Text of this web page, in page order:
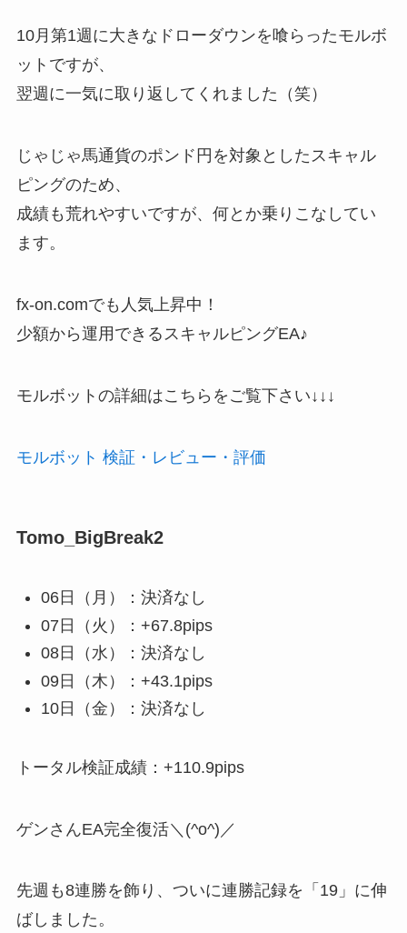
10月第1週に大きなドローダウンを喰らったモルボ
ットですが、
翌週に一気に取り返してくれました（笑）
じゃじゃ馬通貨のポンド円を対象としたスキャル
ピングのため、
成績も荒れやすいですが、何とか乗りこなしてい
ます。
fx-on.comでも人気上昇中！
少額から運用できるスキャルピングEA♪
モルボットの詳細はこちらをご覧下さい↓↓↓
モルボット 検証・レビュー・評価
Tomo_BigBreak2
06日（月）：決済なし
07日（火）：+67.8pips
08日（水）：決済なし
09日（木）：+43.1pips
10日（金）：決済なし
トータル検証成績：+110.9pips
ゲンさんEA完全復活＼(^o^)／
先週も8連勝を飾り、ついに連勝記録を「19」に伸
ばしました。